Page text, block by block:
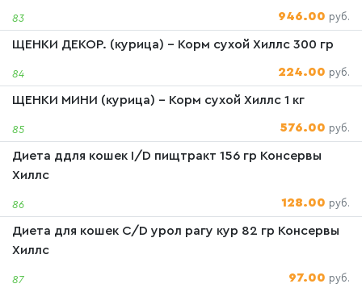
83 946.00 руб.
84
ЩЕНКИ ДЕКОР. (курица) - Корм сухой Хиллс 300 гр
224.00 руб.
85
ЩЕНКИ МИНИ (курица) - Корм сухой Хиллс 1 кг
576.00 руб.
86
Диета ддля кошек I/D пищтракт 156 гр Консервы
Хиллс
128.00 руб.
87
Диета для кошек C/D урол рагу кур 82 гр Консервы
Хиллс
97.00 руб.